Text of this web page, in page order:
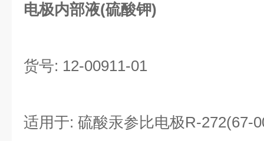
电极内部液(硫酸钾)
货号: 12-00911-01
适用于: 硫酸汞参比电极R-272(67-